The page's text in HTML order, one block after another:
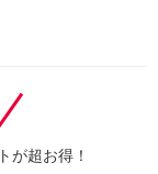
が超お得！